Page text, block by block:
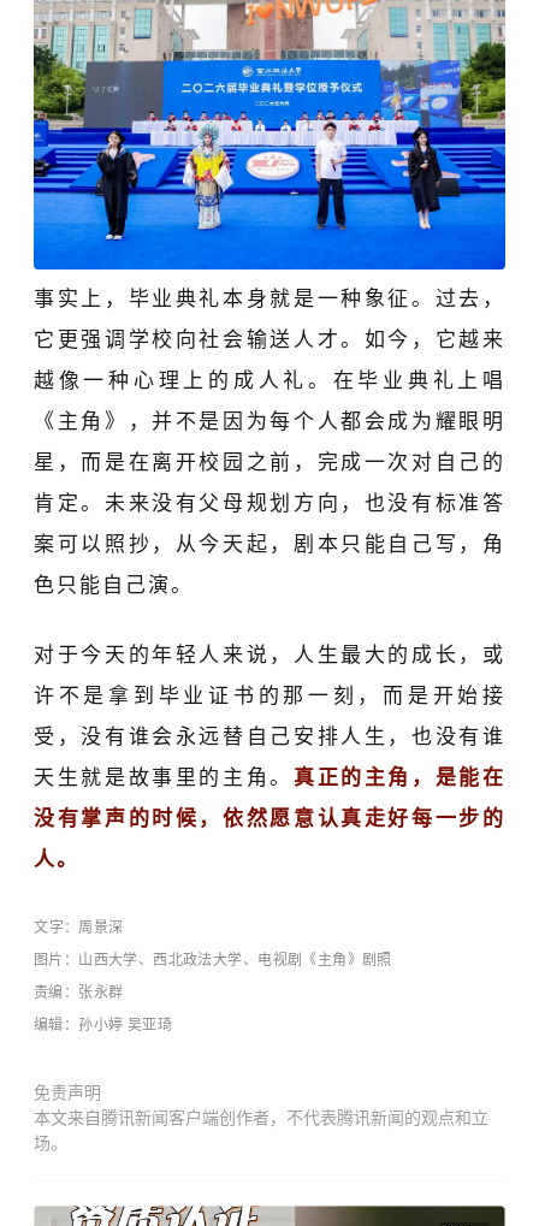
事实上，毕业典礼本身就是一种象征。过去，
它更强调学校向社会输送人才。如今，它越来
越像一种心理上的成人礼。在毕业典礼上唱
《主角》，并不是因为每个人都会成为耀眼明
星，而是在离开校园之前，完成一次对自己的
肯定。未来没有父母规划方向，也没有标准答
案可以照抄，从今天起，剧本只能自己写，角
色只能自己演。
对于今天的年轻人来说，人生最大的成长，或
许不是拿到 毕业证书 的 那一刻，而是开始接
受，没有谁会永远替自己安排人生，也没有谁
天生就是故事里的主角。 真正的主角，是能在
没有掌声的时候，依然愿意认真走好每一步的
人。
文字 ： 周景深
图片：山西大学、西北政法大学、电视剧《主角》剧照
责编：张永群
编辑：孙小婷 吴亚琦
免责声明
本文来自腾讯新闻客户端创作者，不代表腾讯新闻的观点和立
场。